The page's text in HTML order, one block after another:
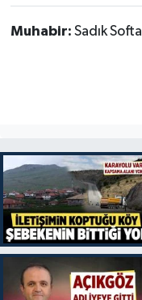
Muhabir: Sadık Softa